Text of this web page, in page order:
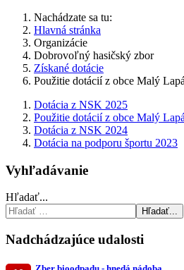
Nachádzate sa tu:
Hlavná stránka
Organizácie
Dobrovoľný hasičský zbor
Získané dotácie
Použitie dotácií z obce Malý
Dotácia z NSK 2025
Použitie dotácií z obce Malý
Dotácia z NSK 2024
Dotácia na podporu športu 2023
Vyhľadávanie
Hľadať...
Hľadať...
Nadchádzajúce udalosti